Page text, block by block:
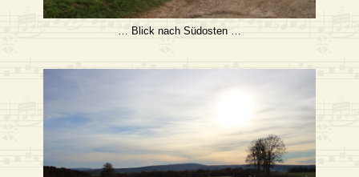
… Blick nach Südosten …